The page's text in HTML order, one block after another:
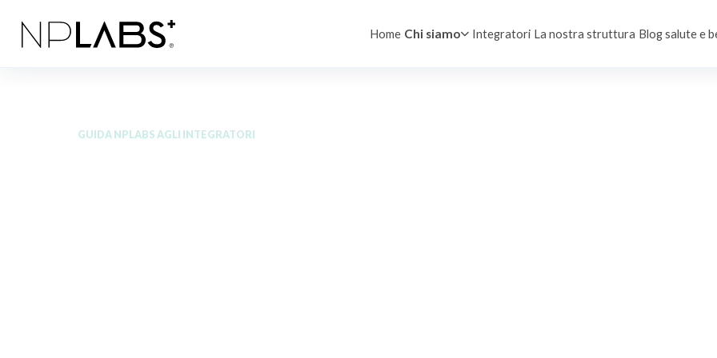
Home Chi siamo Integratori La nostra struttura Blog salute e
GUIDA NPLABS AGLI INTEGRATORI